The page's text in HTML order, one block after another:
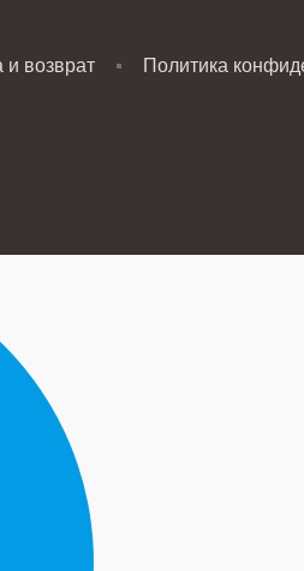
и возврат Политика